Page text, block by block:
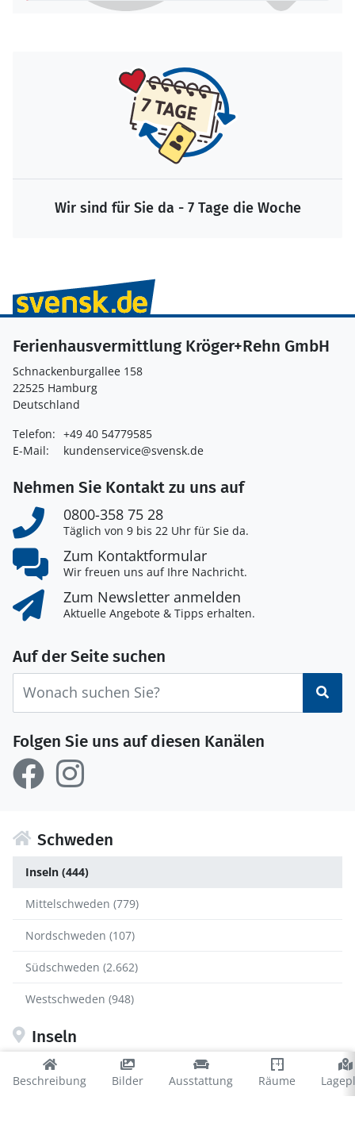
Beschreibung Bilder Ausstattung Räume
Wir sind für Sie da - 7 Tage die Woche
Ferienhausvermittlung Kröger+Rehn GmbH
Schnackenburgallee 158
22525 Hamburg
Deutschland
Telefon: +49 40 54779585
E-Mail:
kundenservice@svensk.de
Nehmen Sie Kontakt zu uns auf
0800-358 75 28
Täglich von 9 bis 22 Uhr für Sie da.
Zum Kontaktformular
Wir freuen uns auf Ihre Nachricht.
Zum Newsletter anmelden
Aktuelle Angebote & Tipps erhalten.
Auf der Seite suchen
Folgen Sie uns auf diesen Kanälen
Schweden
Inseln (444)
Mittelschweden (779)
Nordschweden (107)
Südschweden (2.662)
Westschweden (948)
Inseln
Gotland (155)